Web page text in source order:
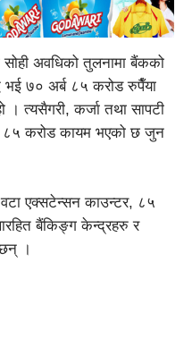
सोही अवधिको तुलनामा बैंकको
भई ७० अर्ब ८५ करोड रुपैँया
त्यसैगरी, कर्जा तथा सापटी
८५ करोड कायम भएको छ जुन
एक्सटेन्सन काउन्टर, ८५
बैंकिङ्ग केन्द्रहरु र
।